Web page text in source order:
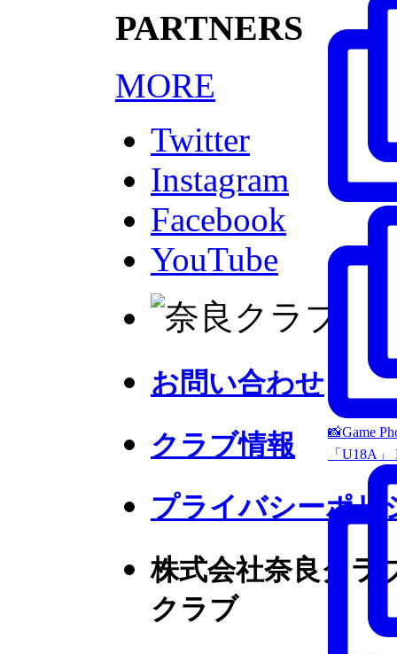
📸Game
「U18A」
PARTNERS
MORE
Twitter
Instagram
Facebook
YouTube
お問い合わせ
クラブ情報
プライバシーポリ
株式会社奈良ク
クラブ